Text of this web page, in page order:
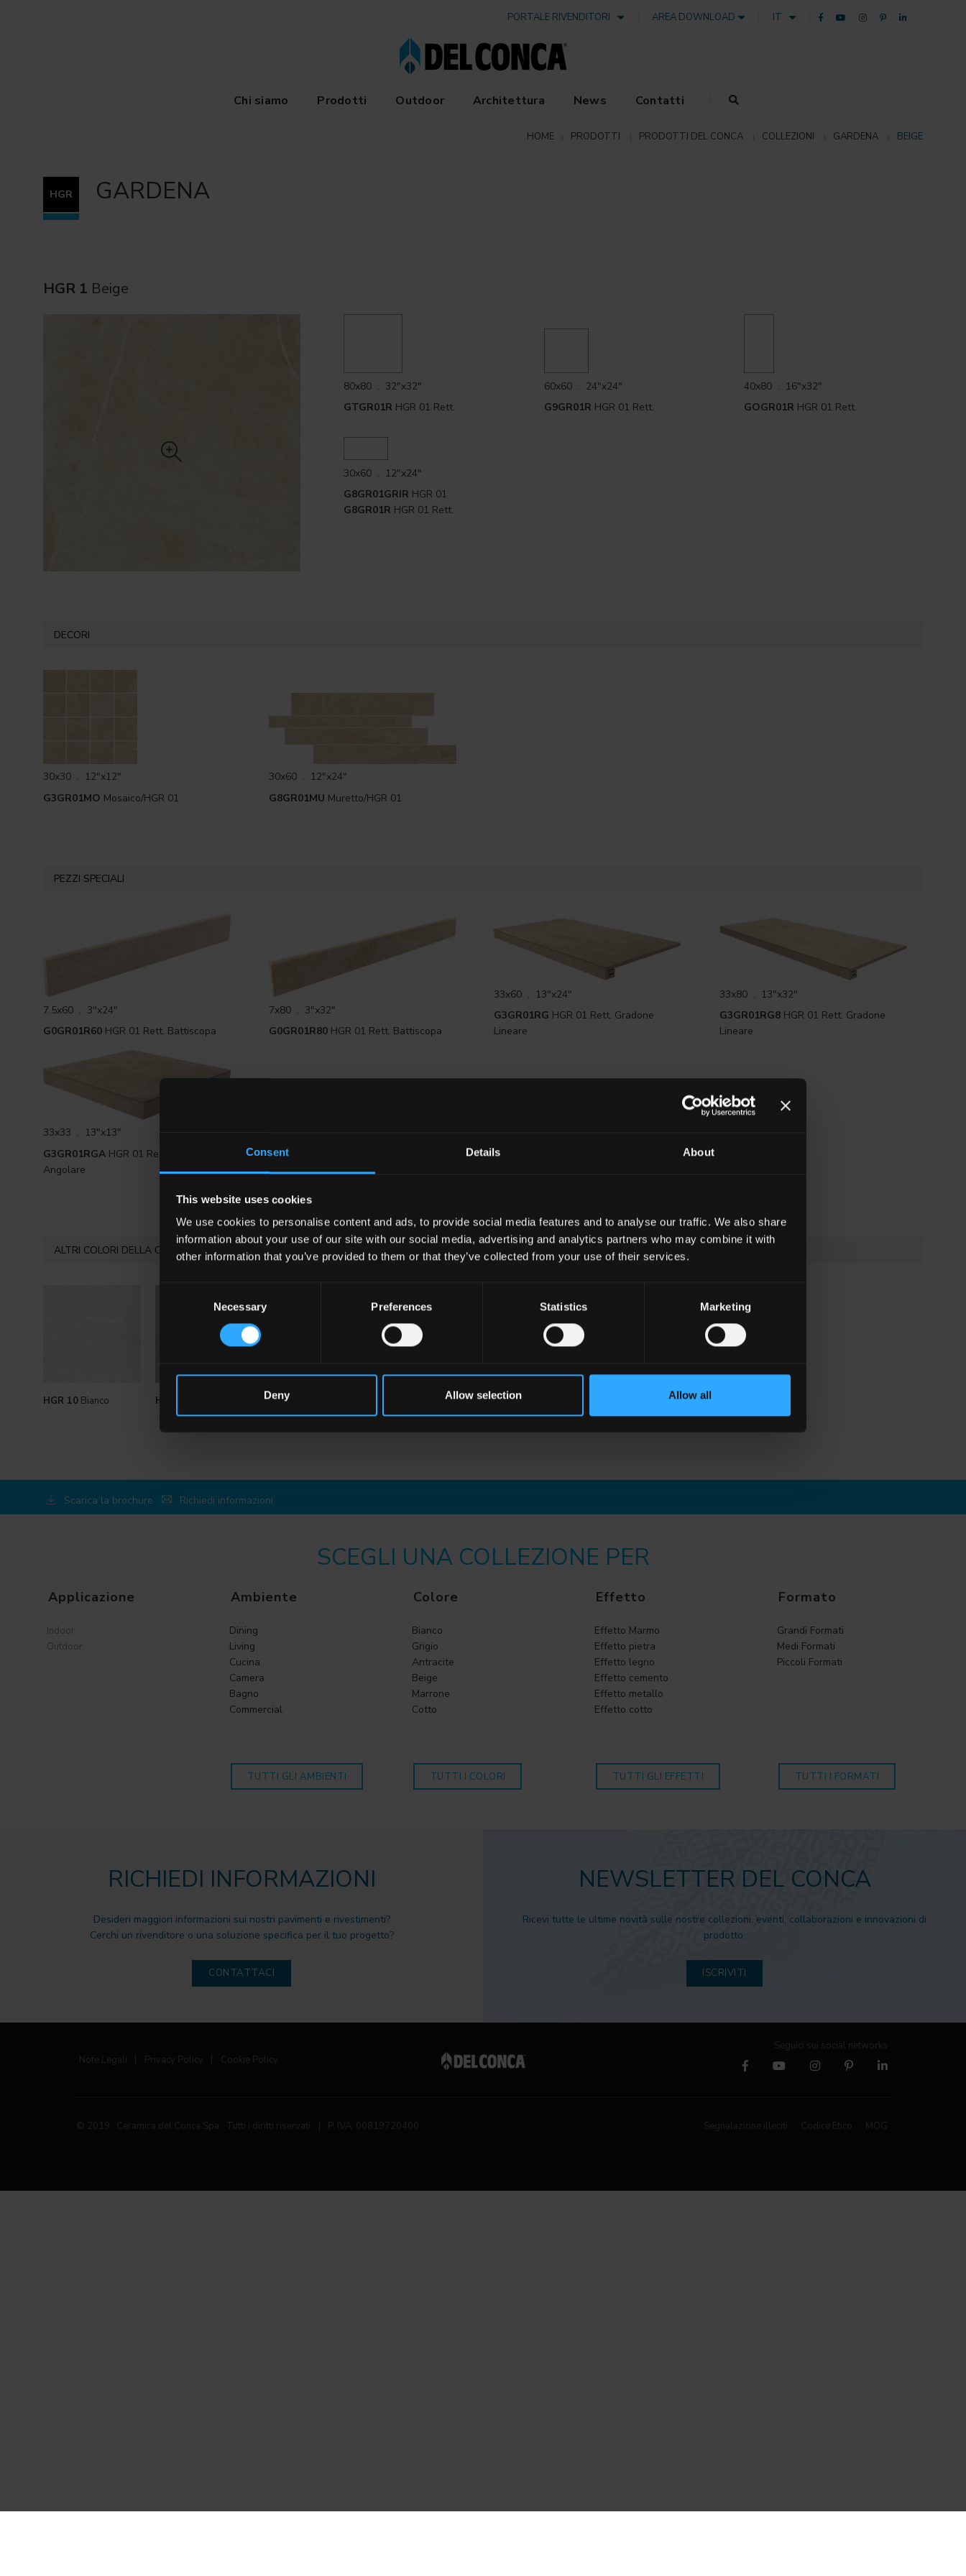
Consent Details About
This website uses cookies
We use cookies to personalise content and ads, to provide social media features and to analyse our traffic. We also share
information about your use of our site with our social media, advertising and analytics partners who may combine it with
other information that you’ve provided to them or that they’ve collected from your use of their services.
Necessary Preferences Statistics Marketing
Deny Allow selection Allow all
PORTALE RIVENDITORI AREA DOWNLOAD IT
Chi siamo Prodotti Outdoor Architettura News Contatti
HOME PRODOTTI PRODOTTI DEL CONCA COLLEZIONI GARDENA BEIGE
HGR GARDENA
HGR 1 Beige
80x80 . 32"x32"
GTGR01R HGR 01 Rett.
60x60 . 24"x24"
G9GR01R HGR 01 Rett.
40x80 . 16"x32"
GOGR01R HGR 01 Rett.
30x60 . 12"x24"
G8GR01GRIR HGR 01
G8GR01R HGR 01 Rett.
DECORI
30x30 . 12"x12"
G3GR01MO Mosaico/HGR 01
30x60 . 12"x24"
G8GR01MU Muretto/HGR 01
PEZZI SPECIALI
7.5x60 . 3"x24"
G0GR01R60 HGR 01 Rett. Battiscopa
7x80 . 3"x32"
G0GR01R80HGR 01 Rett. Battiscopa
33x60 . 13"x24"
G3GR01RG HGR 01 Rett. Gradone
Lineare
33x80 . 13"x32"
G3GR01RG8HGR 01 Rett. Gradone
Lineare
33x33 . 13"x13"
G3GR01RGA HGR 01 Rett. Gradone
Angolare
ALTRI COLORI DELLA COLLEZIONE
HGR 10 Bianco HGR 9 HGR 8
Scarica la brochure Richiedi informazioni
SCEGLI UNA COLLEZIONE PER
Applicazione
Indoor
Outdoor
Ambiente
Dining
Living
Cucina
Camera
Bagno
Commercial
TUTTI GLI AMBIENTI
Colore
Bianco
Grigio
Antracite
Beige
Marrone
Cotto
TUTTI I COLORI
Effetto
Effetto Marmo
Effetto pietra
Effetto legno
Effetto cemento
Effetto metallo
Effetto cotto
TUTTI GLI EFFETTI
Formato
Grandi Formati
Medi Formati
Piccoli Formati
TUTTI I FORMATI
RICHIEDI INFORMAZIONI
Desideri maggiori informazioni sui nostri pavimenti e rivestimenti?
Cerchi un rivenditore o una soluzione specifica per il tuo progetto?
CONTATTACI
NEWSLETTER DEL CONCA
Ricevi tutte le ultime novità sulle nostre collezioni, eventi, collaborazioni e innovazioni di
prodotto.
ISCRIVITI
Note Legali Privacy Policy Cookie Policy
Seguici sui social networks
© 2019 Ceramica del Conca Spa Tutti i diritti riservati P. IVA 00819720400 Segnalazione illeciti Codice Etico MOG